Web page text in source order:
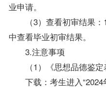
业申请。
（3）查看初审结果
中查看毕业初审结果。
3.注意事项
（1）《思想品德鉴
下载：考生进入